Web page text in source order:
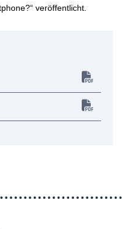
veröffentlicht.